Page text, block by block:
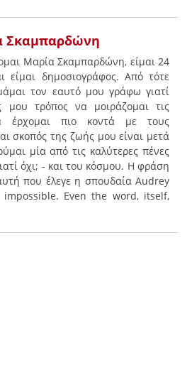
Σκαμπαρδώνη
Μαρία Σκαμπαρδώνη, είμαι 24
είμαι δημοσιογράφος. Από τότε
τον εαυτό μου γράφω γιατί
μου τρόπος να μοιράζομαι τις
έρχομαι πιο κοντά με τους
σκοπός της ζωής μου είναι μετά
μία από τις καλύτερες πένες
όχι; - και του κόσμου. Η φράση
που έλεγε η σπουδαία Audrey
Even the word, itself,